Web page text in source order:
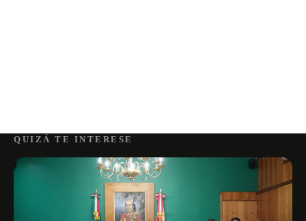
QUIZÁ TE INTERESE